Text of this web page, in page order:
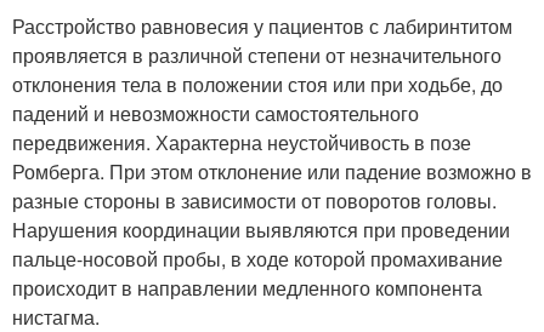
Расстройство равновесия у пациентов с лабиринтитом
проявляется в различной степени от незначительного
отклонения тела в положении стоя или при ходьбе, до
падений и невозможности самостоятельного
передвижения. Характерна неустойчивость в позе
Ромберга. При этом отклонение или падение возможно в
разные стороны в зависимости от поворотов головы.
Нарушения координации выявляются при проведении
пальце-носовой пробы, в ходе которой промахивание
происходит в направлении медленного компонента
нистагма.